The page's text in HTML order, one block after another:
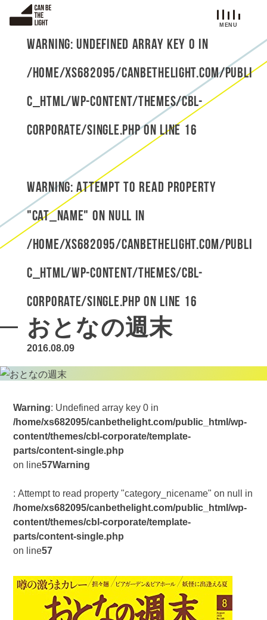
Warning: Undefined array key 0 in
/home/xs682095/canbethelight.com/publi
c_html/wp-content/themes/cbl-
corporate/single.phpon line16
Warning: Attempt to read property
"cat_name" on null in
/home/xs682095/canbethelight.com/publi
c_html/wp-content/themes/cbl-
corporate/single.phpon line 16
おとなの週末
2016.08.09
Warning: Undefined array key 0 in
/home/xs682095/canbethelight.com/public_html/wp-
content/themes/cbl-corporate/template-
parts/content-single.php
on line57Warning
: Attempt to read property "category_nicename" on null in
/home/xs682095/canbethelight.com/public_html/wp-
content/themes/cbl-corporate/template-
parts/content-single.php
on line57